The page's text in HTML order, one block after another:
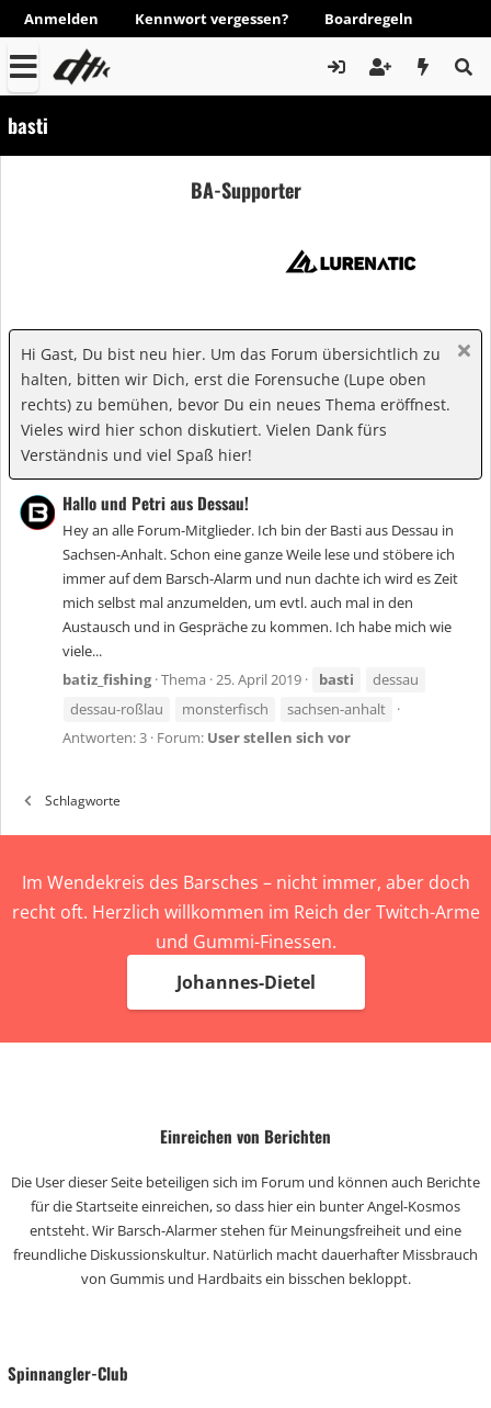
Anmelden Kennwort vergessen? Boardregeln
basti
BA-Supporter
Hi Gast, Du bist neu hier. Um das Forum übersichtlich zu
halten, bitten wir Dich, erst die Forensuche (Lupe oben
rechts) zu bemühen, bevor Du ein neues Thema eröffnest.
Vieles wird hier schon diskutiert. Vielen Dank fürs
Verständnis und viel Spaß hier!
Hallo und Petri aus Dessau!
Hey an alle Forum-Mitglieder. Ich bin der Basti aus Dessau in
Sachsen-Anhalt. Schon eine ganze Weile lese und stöbere ich
immer auf dem Barsch-Alarm und nun dachte ich wird es Zeit
mich selbst mal anzumelden, um evtl. auch mal in den
Austausch und in Gespräche zu kommen. Ich habe mich wie
viele...
batiz_fishing Thema 25. April 2019 basti
dessau
dessau-roßlau
monsterfisch
sachsen-anhalt
Antworten: 3 Forum: User stellen sich vor
Schlagworte
Im Wendekreis des Barsches – nicht immer, aber doch
recht oft. Herzlich willkommen im Reich der Twitch-Arme
und Gummi-Finessen.
Johannes-Dietel
Einreichen von Berichten
Die User dieser Seite beteiligen sich im Forum und können auch Berichte
für die Startseite einreichen, so dass hier ein bunter Angel-Kosmos
entsteht. Wir Barsch-Alarmer stehen für Meinungsfreiheit und eine
freundliche Diskussionskultur. Natürlich macht dauerhafter Missbrauch
von Gummis und Hardbaits ein bisschen bekloppt.
Spinnangler-Club